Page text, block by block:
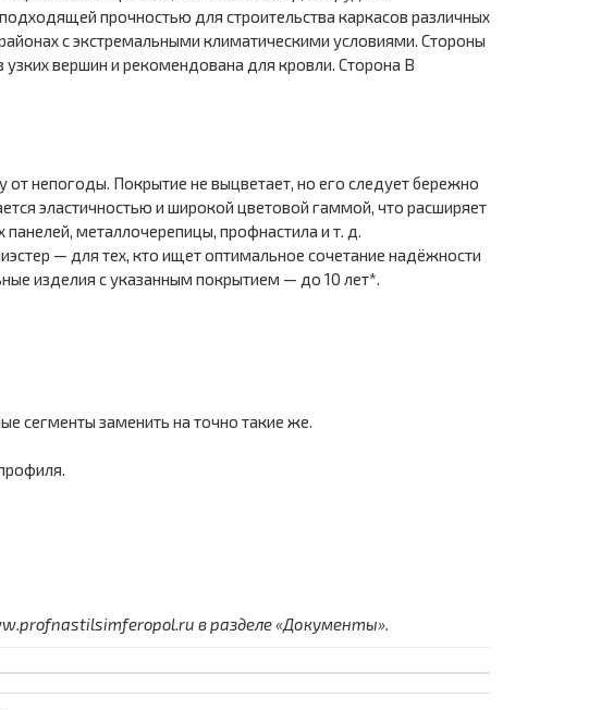
прочностью для строительства каркасов различных
с экстремальными климатическими условиями. Стороны
вершин и рекомендована для кровли. Сторона В
непогоды. Покрытие не выцветает, но его следует бережно
эластичностью и широкой цветовой гаммой, что расширяет
металлочерепицы, профнастила и т. д.
— для тех, кто ищет оптимальное сочетание надёжности
изделия с указанным покрытием — до 10 лет*.
сегменты заменить на точно такие же.
в разделе «Документы».